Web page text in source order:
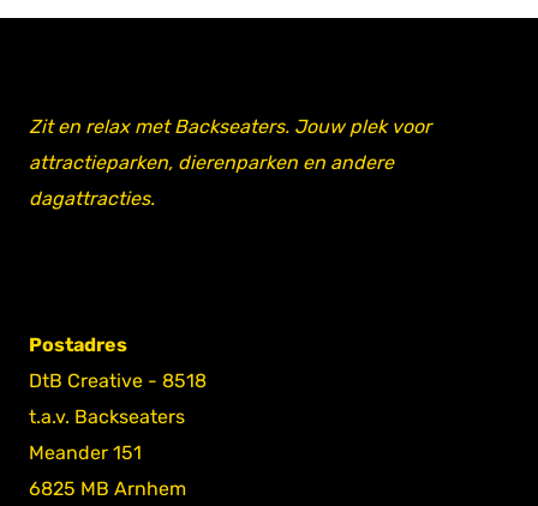
Zit en relax met Backseaters. Jouw plek voor
attractieparken, dierenparken en andere
dagattracties.
Postadres
DtB Creative - 8518
t.a.v. Backseaters
Meander 151
6825 MB Arnhem